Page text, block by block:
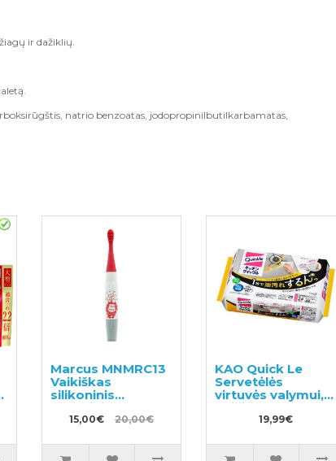
ir dažiklių.
natrio benzoatas, jodopropinilbutilkarbamatas,
Marcus MNMRC13
Vaikiškas
silikoninis
elektrinis dantų
šepetėlis
15,00€ 20,00€
KAO Quick Le
Servetėlės
virtuvės valymui,
keičiamas blokas
19,99€